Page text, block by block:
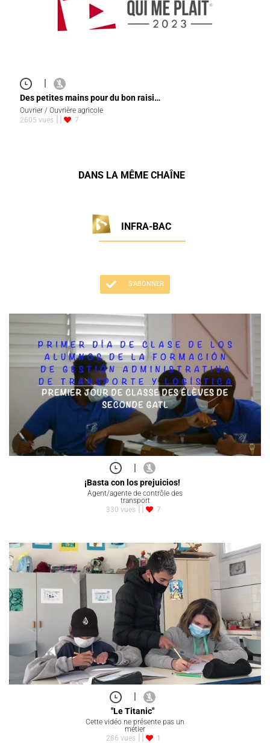
|
Des petites mains pour du bon raisi…
Ouvrier / Ouvrière agricole
2605 vues
7
DANS LA MÊME CHAÎNE
INFRA-BAC
S'ABONNER
|
¡Basta con los prejuicios!
Agent/agente de contrôle des
transport
330 vues
7
|
"Le Titanic"
Cette vidéo ne présente pas un
métier
286 vues
1